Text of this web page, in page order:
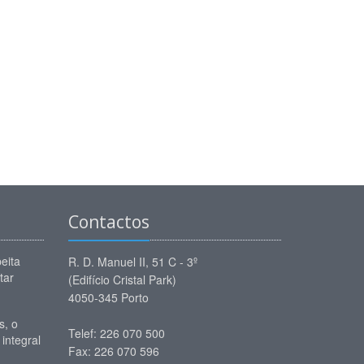
o
Contactos
R. D. Manuel II, 51 C - 3º
(Edifício Cristal Park)
4050-345 Porto
Telef: 226 070 500
Fax: 226 070 596